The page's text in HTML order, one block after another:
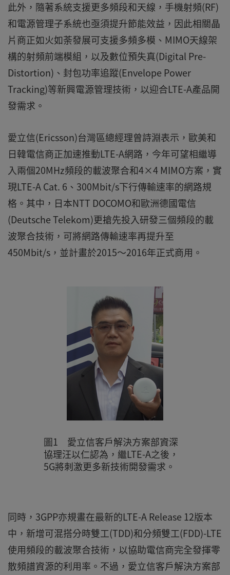
此外，隨著系統支援更多頻段和天線，手機射頻(RF)
和電源管理子系統也亟須提升節能效益，因此相關晶
片商正如火如荼發展可支援多頻多模、MIMO天線架
構的射頻前端模組，以及數位預失真(Digital Pre-
Distortion)、封包功率追蹤(Envelope Power
Tracking)等新興電源管理技術，以迎合LTE-A產品開
發需求。
愛立信(Ericsson)台灣區總經理曾詩淵表示，歐美和
日韓電信商正加速推動LTE-A網路，今年可望相繼導
入兩個20MHz頻段的載波聚合和4×4 MIMO方案，實
現LTE-A Cat. 6、300Mbit/s下行傳輸速率的網路規
格。其中，日本NTT DOCOMO和歐洲德國電信
(Deutsche Telekom)更搶先投入研發三個頻段的載
波聚合技術，可將網路傳輸速率再提升至
450Mbit/s，並計畫於2015～2016年正式商用。
圖1 愛立信客戶解決方案部資深
協理汪以仁認為，繼LTE-A之後，
5G將刺激更多新技術開發需求。
同時，3GPP亦規畫在最新的LTE-A Release 12版本
中，新增可混搭分時雙工(TDD)和分頻雙工(FDD)-LTE
使用頻段的載波聚合技術，以協助電信商完全發揮零
散頻譜資源的利用率。不過，愛立信客戶解決方案部